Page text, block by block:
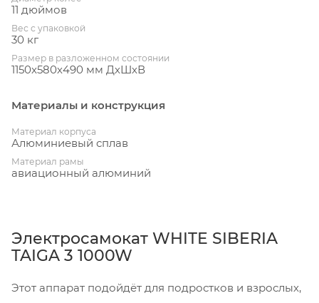
11 дюймов
Вес с упаковкой
30 кг
Размер в разложенном состоянии
1150x580х490 мм ДхШхВ
Материалы и конструкция
Материал корпуса
Алюминиевый сплав
Материал рамы
авиационный алюминий
Электросамокат WHITE SIBERIA
TAIGA 3 1000W
Этот аппарат подойдёт для подростков и взрослых,